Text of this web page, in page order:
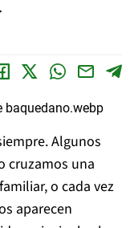
Algunos
cruzamos una
o cada vez
aparecen